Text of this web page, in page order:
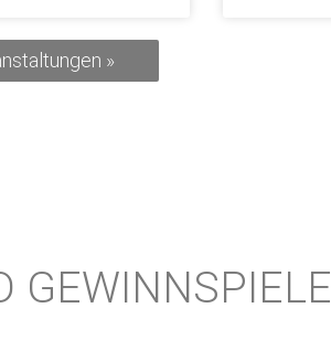
»
GEWINNSPIELE